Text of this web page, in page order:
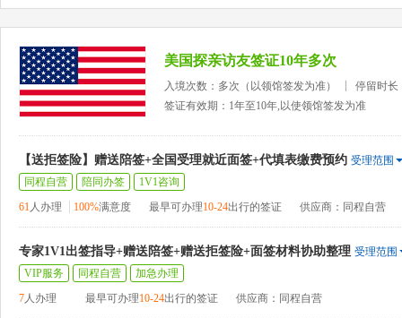
美国探亲访友签证10年多次
入境次数：多次（以领馆签发为准）
停留时长
签证有效期：1年至10年,以使领馆签发为准
【送拒签险】赠送陪签+全国受理就近面签+代填表缴费预约 受理范围
同程自营
陪同办签
1V1咨询
61人办理 100%满意度 最早可办理10-24出行的签证 供应商：同程自营
专家1V1出签指导+赠送陪签+赠送拒签险+面签材料协助整理 受理范围
VIP服务
同程自营
加急办理
7人办理 最早可办理10-24出行的签证 供应商：同程自营